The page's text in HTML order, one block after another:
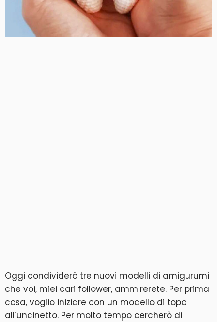
Oggi condividerò tre nuovi modelli di amigurumi
che voi, miei cari follower, ammirerete. Per prima
cosa, voglio iniziare con un modello di topo
all’uncinetto. Per molto tempo cercherò di